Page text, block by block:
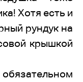
Хотя есть и
рундук на
крышкой